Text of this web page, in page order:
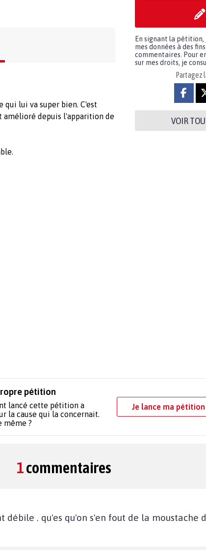
qui lui va super bien. C'est
amélioré depuis l'apparition de
En signant la
mes données à des
commentaires. Pour
sur mes droits, je
Partagez
VOIR
pétition
lancé cette pétition a
la cause qui la concernait.
même ?
Je lance ma pétition
1commentaires
. qu'es qu'on s'en fout de la moustache